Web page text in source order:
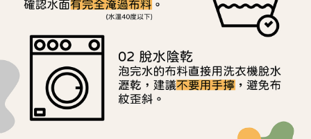
任。
４．使用「AFTEE先享後付」時，將依據個別帳號之用戶狀況，依本公司即
時審查核予不同之上限額度；若仍有額度不足之情形，本公司將視審查結果
請求用戶進行身份認證。
５．嚴禁一人註冊多個帳號或使用他人資訊註冊。若發現惡意使用之情形，
恩沛科技股份有限公司將有權停止該用戶之使用額度並採取法律行動。